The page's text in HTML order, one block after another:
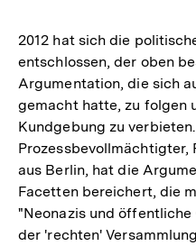
2012 hat sich die
entschlossen, der oben
Argumentation, die sich
gemacht hatte, zu folgen
Kundgebung zu
Prozessbevollmächtigter,
aus Berlin, hat die
Facetten bereichert, die
"Neonazis und
der 'rechten'